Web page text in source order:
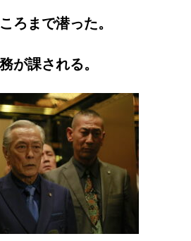
ろまで潜った。
が課される。